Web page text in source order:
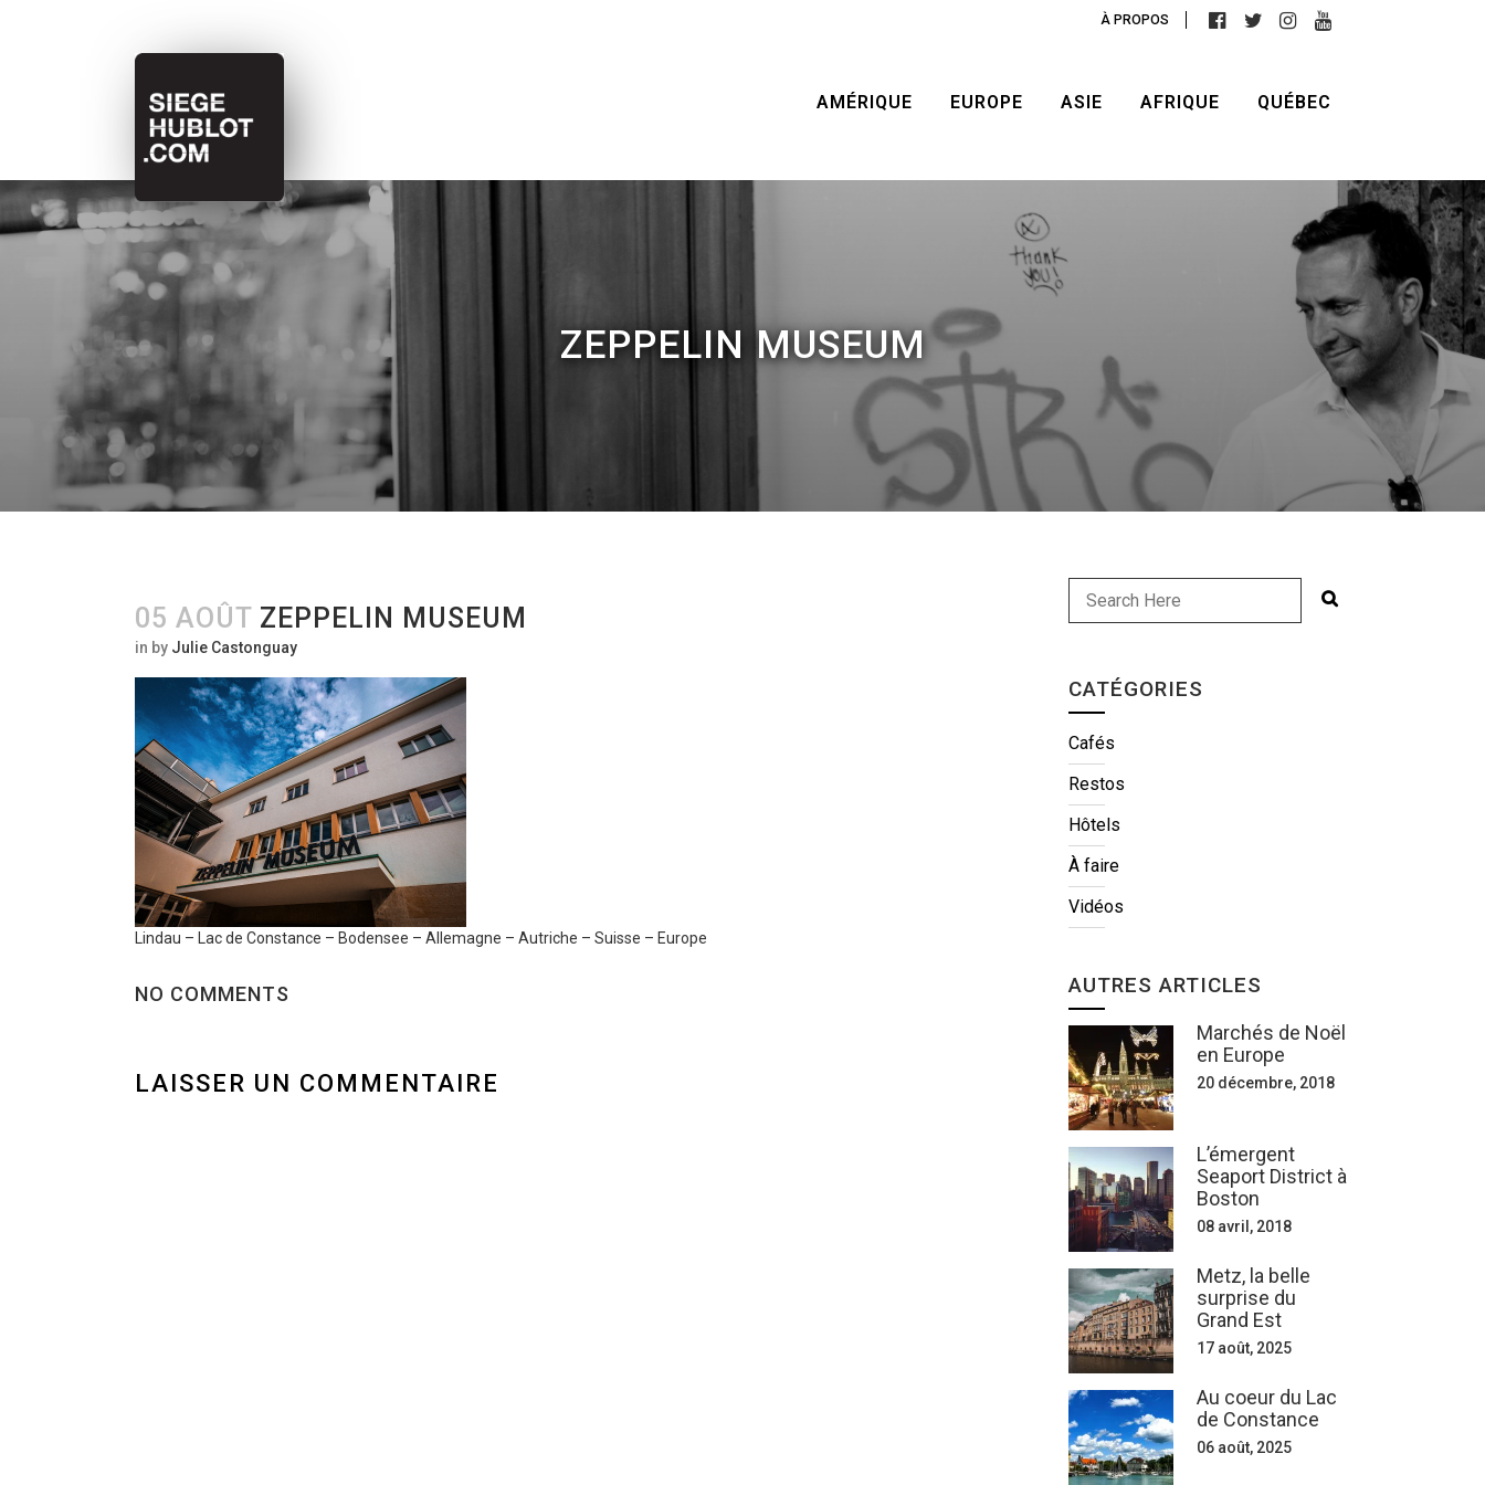
À PROPOS
AMÉRIQUE EUROPE ASIE AFRIQUE QUÉBEC
ZEPPELIN MUSEUM
05 AOÛT ZEPPELIN MUSEUM
in by Julie Castonguay
Lindau – Lac de Constance – Bodensee – Allemagne – Autriche – Suisse – Europe
NO COMMENTS
LAISSER UN COMMENTAIRE
CATÉGORIES
Cafés
Restos
Hôtels
À faire
Vidéos
AUTRES ARTICLES
Marchés de Noël
en Europe
20 décembre, 2018
L’émergent
Seaport District à
Boston
08 avril, 2018
Metz, la belle
surprise du
Grand Est
17 août, 2025
Au coeur du Lac
de Constance
06 août, 2025